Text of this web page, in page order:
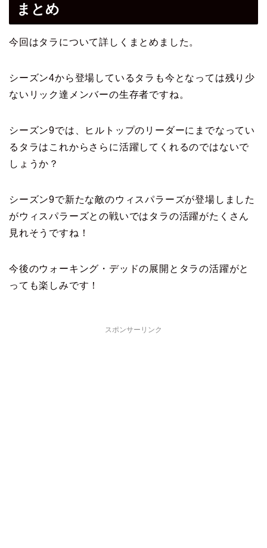
まとめ
今回はタラについて詳しくまとめました。
シーズン4から登場しているタラも今となっては残り少
ないリック達メンバーの生存者ですね。
シーズン9では、ヒルトップのリーダーにまでなってい
るタラは これからさらに活躍してくれるのではないで
しょうか？
シーズン9で新たな敵のウィスパラーズが登場しました
がウィスパラーズとの戦いではタラの活躍がたくさん
見れそうですね！
今後のウォーキング・デッドの展開と タラの活躍がと
っても楽しみです！
スポンサーリンク